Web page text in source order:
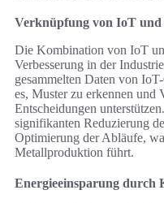
Verknüpfung von IoT
Die Kombination von IoT
Verbesserung in der
gesammelten Daten von
es, Muster zu erkennen und
Entscheidungen
signifikanten Reduzierung
Optimierung der Abläufe,
Metallproduktion führt.
Energieeinsparung durch